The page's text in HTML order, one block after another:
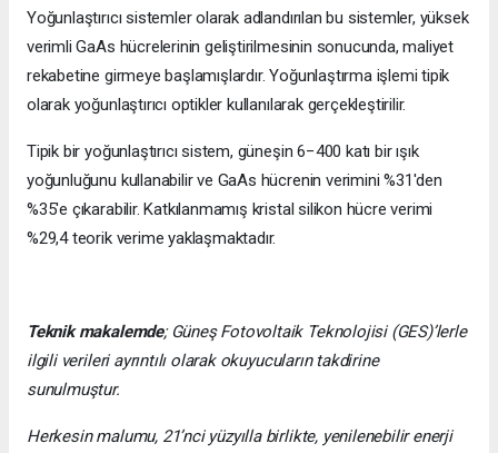
Yoğunlaştırıcı sistemler olarak adlandırılan bu sistemler, yüksek
verimli GaAs hücrelerinin geliştirilmesinin sonucunda, maliyet
rekabetine girmeye başlamışlardır. Yoğunlaştırma işlemi tipik
olarak yoğunlaştırıcı optikler kullanılarak gerçekleştirilir.
Tipik bir yoğunlaştırıcı sistem, güneşin 6−400 katı bir ışık
yoğunluğunu kullanabilir ve GaAs hücrenin verimini %31'den
%35'e çıkarabilir. Katkılanmamış kristal silikon hücre verimi
%29,4 teorik verime yaklaşmaktadır.
Teknik makalemde; Güneş Fotovoltaik Teknolojisi (GES)’lerle
ilgili verileri ayrıntılı olarak okuyucuların takdirine
sunulmuştur.
Herkesin malumu, 21’nci yüzyılla birlikte, yenilenebilir enerji